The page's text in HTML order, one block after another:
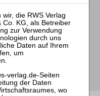
Fragen beanworten wir